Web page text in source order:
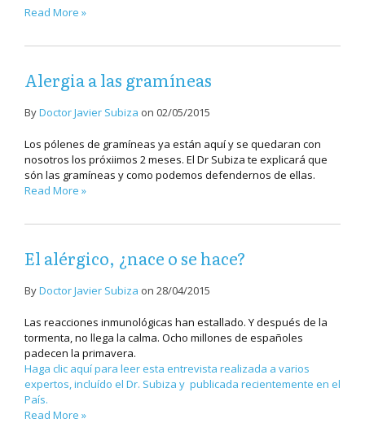
Read More »
Alergia a las gramíneas
ByDoctor Javier Subiza on 02/05/2015
Los pólenes de gramíneas ya están aquí y se quedaran con
nosotros los próxiimos 2 meses. El Dr Subiza te explicará que
són las gramíneas y como podemos defendernos de ellas.
Read More »
El alérgico, ¿nace o se hace?
ByDoctor Javier Subiza on 28/04/2015
Las reacciones inmunológicas han estallado. Y después de la
tormenta, no llega la calma. Ocho millones de españoles
padecen la primavera.
Haga clic aquí para leer esta entrevista realizada a varios
expertos, incluído el Dr. Subiza y publicada recientemente en el
País.
Read More »